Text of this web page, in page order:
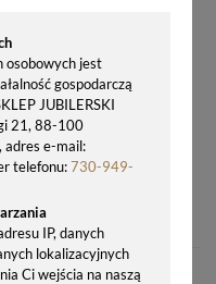
osobowych jest
gospodarczą
JUBILERSKI
21, 88-100
e-mail:
telefonu:730-949-
IP, danych
lokalizacyjnych
Ci wejścia na naszą